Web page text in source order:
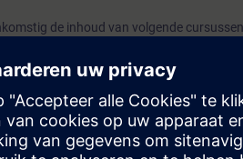
de inhoud van volgende
Engineering
Engineering
en in bedrijf nemen van een